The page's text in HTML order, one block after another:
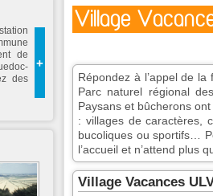
Village
Répondez à l’appel de
Parc naturel régional
Paysans et bûcherons
: villages de caractères,
bucoliques ou sportifs…
l’accueil et n’attend plus
Village Vacances
+
de
des